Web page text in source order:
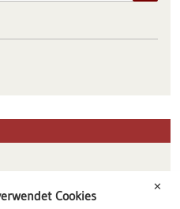
✕
Cookies